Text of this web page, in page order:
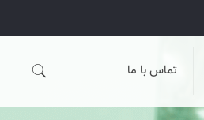
تماس با ما